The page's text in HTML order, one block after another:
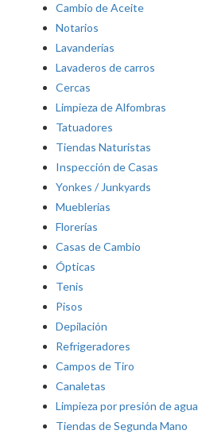
Cambio de Aceite
Notarios
Lavanderías
Lavaderos de carros
Cercas
Limpieza de Alfombras
Tatuadores
Tiendas Naturistas
Inspección de Casas
Yonkes / Junkyards
Mueblerias
Florerías
Casas de Cambio
Ópticas
Tenis
Pisos
Depilación
Refrigeradores
Campos de Tiro
Canaletas
Limpieza por presión de agua
Tiendas de Segunda Mano